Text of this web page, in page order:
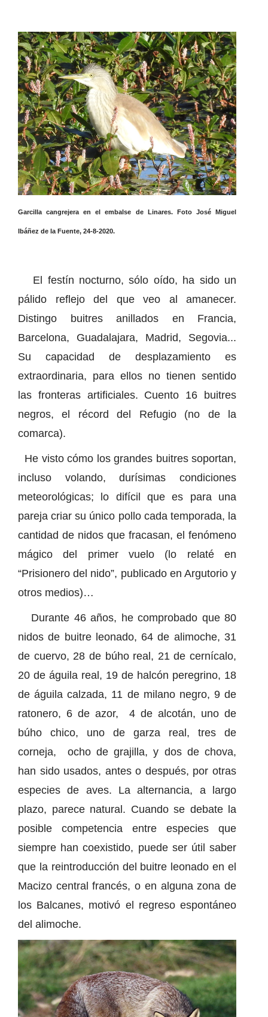
Garcilla cangrejera en el embalse de Linares. Foto José Miguel
Ibáñez de la Fuente, 24-8-2020.
El festín nocturno, sólo oído, ha sido un
pálido reflejo del que veo al amanecer.
Distingo buitres anillados en Francia,
Barcelona, Guadalajara, Madrid, Segovia...
Su capacidad de desplazamiento es
extraordinaria, para ellos no tienen sentido
las fronteras artificiales. Cuento 16 buitres
negros, el récord del Refugio (no de la
comarca).
He visto cómo los grandes buitres soportan,
incluso volando, durísimas condiciones
meteorológicas; lo difícil que es para una
pareja criar su único pollo cada temporada, la
cantidad de nidos que fracasan, el fenómeno
mágico del primer vuelo (lo relaté en
“Prisionero del nido”, publicado en Argutorio y
otros medios)…
Durante 46 años, he comprobado que 80
nidos de buitre leonado, 64 de alimoche, 31
de cuervo, 28 de búho real, 21 de cernícalo,
20 de águila real, 19 de halcón peregrino, 18
de águila calzada, 11 de milano negro, 9 de
ratonero, 6 de azor, 4 de alcotán, uno de
búho chico, uno de garza real, tres de
corneja, ocho de grajilla, y dos de chova,
han sido usados, antes o después, por otras
especies de aves. La alternancia, a largo
plazo, parece natural. Cuando se debate la
posible competencia entre especies que
siempre han coexistido, puede ser útil saber
que la reintroducción del buitre leonado en el
Macizo central francés, o en alguna zona de
los Balcanes, motivó el regreso espontáneo
del alimoche.